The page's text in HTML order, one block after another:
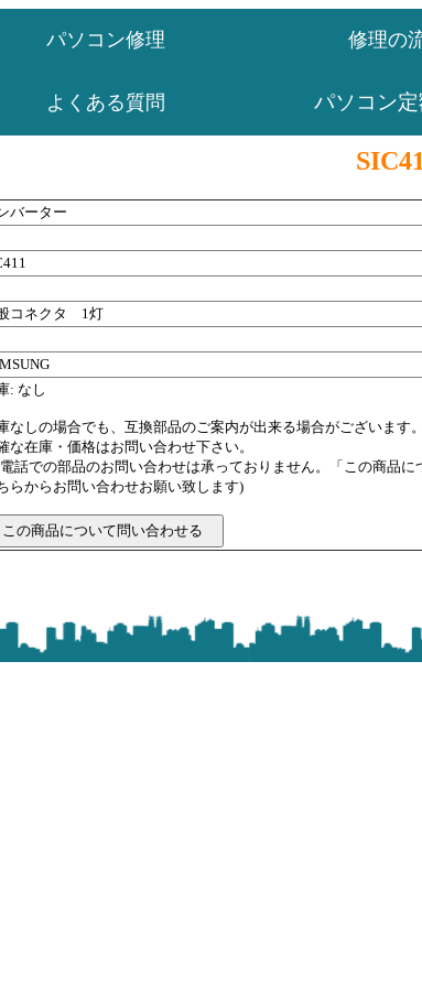
パソコン修理 修理の
よくある質問 パソコン
バーター
コネクタ 1灯
: なし
なしの場合でも、互換部品のご案内が出来る場合がございます。
な在庫・価格はお問い合わせ下さい。
話での部品のお問い合わせは承っておりません。「この商品
らからお問い合わせお願い致します)